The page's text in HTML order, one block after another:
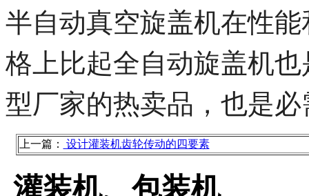
半自动真空旋盖机在性
格上比起全自动旋盖机
型厂家的热卖品，也是
上一篇： 设计灌装机齿轮传动的四要素
灌装机、包装机